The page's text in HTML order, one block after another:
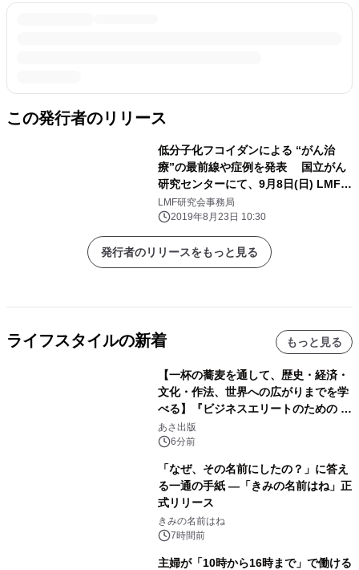
この発行者のリリース
低分子化フコイダンによる “がん治
療”の最前線や症例を発表 国立がん
研究センターにて、9月8日(日) LMF研
究会を開催
LMF研究会事務局
2019年8月23日 10:30
発行者のリリースをもっと見る
ライフスタイルの新着 もっと見る
【一杯の蕎麦を通して、歴史・経済・
文化・作法、世界への広がりまでを学
べる】『ビジネスエリートのための 教
養としての蕎麦』2026年8月25日
（火）発売
あさ出版
6分前
「なぜ、その名前にしたの？」に答え
る一通の手紙 ―「きみの名前はね」正
式リリース
きみの名前はね
7時間前
主婦が「10時から16時まで」で働ける